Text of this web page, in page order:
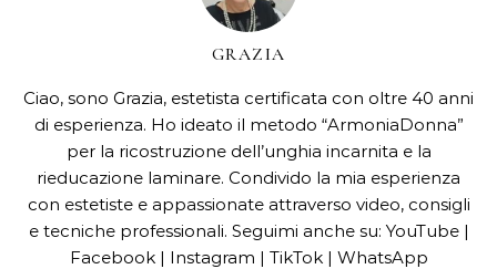
GRAZIA
Ciao, sono Grazia, estetista certificata con oltre 40 anni
di esperienza. Ho ideato il metodo “ArmoniaDonna”
per la ricostruzione dell’unghia incarnita e la
rieducazione laminare. Condivido la mia esperienza
con estetiste e appassionate attraverso video, consigli
e tecniche professionali. Seguimi anche su: YouTube |
Facebook | Instagram | TikTok | WhatsApp